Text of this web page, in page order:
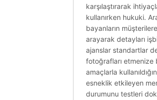
karşılaştırarak
kullanırken hukuki.
bayanların
arayarak detayları
ajanslar standartlar
fotoğrafları etmenize
amaçlarla
esneklik etkileyen
durumunu testleri